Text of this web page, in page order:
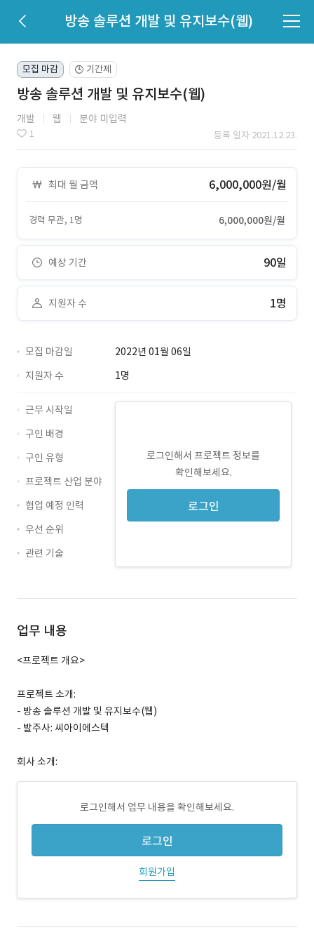
방송 솔루션 개발 및 유지보수(웹)
모집 마감 🕒 기간제
방송 솔루션 개발 및 유지보수(웹)
개발 웹 분야 미입력
1 등록 일자 2021.12.23.
최대 월 금액 6,000,000원/월
경력 무관, 1명 6,000,000원/월
예상 기간 90일
지원자 수 1명
모집 마감일
2022년 01월 06일
지원자 수
1명
로그인해서 프로젝트 정보를
확인해보세요.
로그인
근무 시작일
구인 배경
구인 유형
프로젝트 산업 분야
협업 예정 인력
우선 순위
관련 기술
업무 내용
<프로젝트 개요>
프로젝트 소개:
- 방송 솔루션 개발 및 유지보수(웹)
- 발주사: 씨아이에스텍
회사 소개:
로그인해서 업무 내용을 확인해보세요.
로그인
회원가입